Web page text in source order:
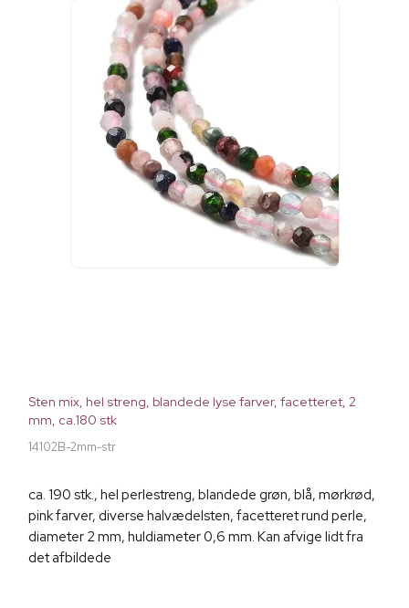
Sten mix, hel streng, blandede lyse farver, facetteret, 2
mm, ca.180 stk
14102B-2mm-str
ca. 190 stk., hel perlestreng, blandede grøn, blå, mørkrød,
pink farver, diverse halvædelsten, facetteret rund perle,
diameter 2 mm, huldiameter 0,6 mm. Kan afvige lidt fra
det afbildede